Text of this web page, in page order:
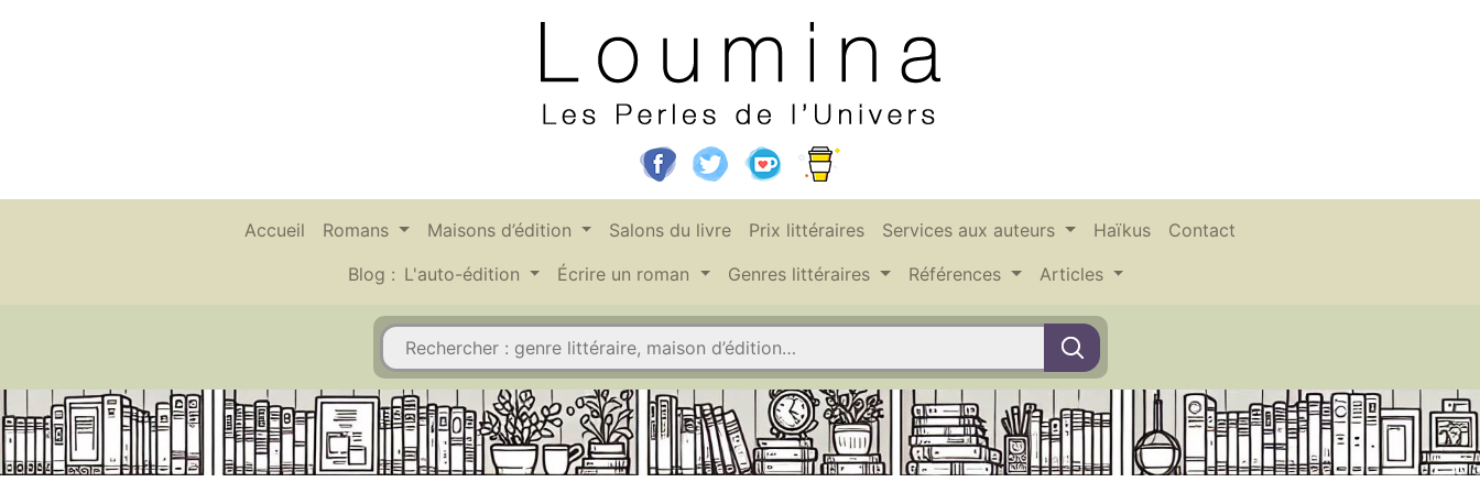
Accueil Romans Maisons d’édition Salons du livre Prix littéraires Services aux auteurs Haïkus
Contact
Blog : L'auto-édition Écrire un roman Genres littéraires Références Articles